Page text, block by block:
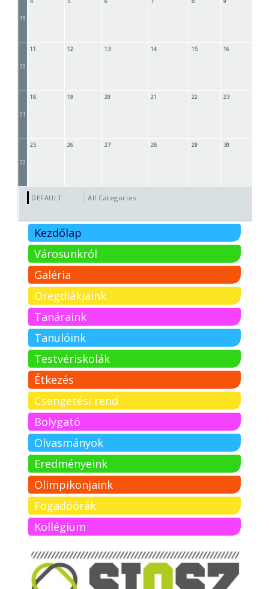
19
20
11 12 13 14 15 16
21
18 19 20 21 22 23
22
25 26 27 28 29 30
DEFAULT All Categories ...
Kezdőlap
Városunkról
Galéria
Öregdiákjaink
Tanáraink
Tanulóink
Testvériskolák
Étkezés
Csengetési rend
Bolygató
Olvasmányok
Eredményeink
Olimpikonjaink
Fogadóórák
Kollégium